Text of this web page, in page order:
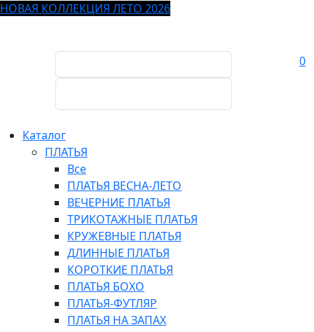
НОВАЯ КОЛЛЕКЦИЯ ЛЕТО 2026
0
Каталог
ПЛАТЬЯ
Все
ПЛАТЬЯ ВЕСНА-ЛЕТО
ВЕЧЕРНИЕ ПЛАТЬЯ
ТРИКОТАЖНЫЕ ПЛАТЬЯ
КРУЖЕВНЫЕ ПЛАТЬЯ
ДЛИННЫЕ ПЛАТЬЯ
КОРОТКИЕ ПЛАТЬЯ
ПЛАТЬЯ БОХО
ПЛАТЬЯ-ФУТЛЯР
ПЛАТЬЯ НА ЗАПАХ